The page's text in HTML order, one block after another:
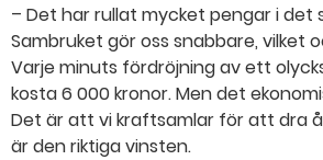
– Det har rullat mycket pengar i det
Sambruket gör oss snabbare, vilket
Varje minuts fördröjning av ett
kosta 6 000 kronor. Men det
Det är att vi kraftsamlar för att dra
är den riktiga vinsten.